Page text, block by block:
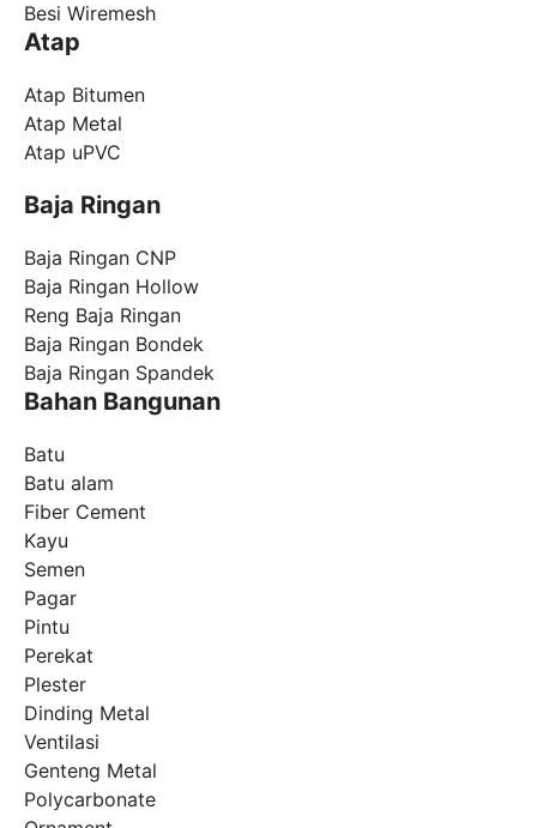
Besi Wiremesh
Atap
Atap Bitumen
Atap Metal
Atap uPVC
Baja Ringan
Baja Ringan CNP
Baja Ringan Hollow
Reng Baja Ringan
Baja Ringan Bondek
Baja Ringan Spandek
Bahan Bangunan
Batu
Batu alam
Fiber Cement
Kayu
Semen
Pagar
Pintu
Perekat
Plester
Dinding Metal
Ventilasi
Genteng Metal
Polycarbonate